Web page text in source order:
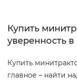
Купить
уверенность
Купить
главное – найти